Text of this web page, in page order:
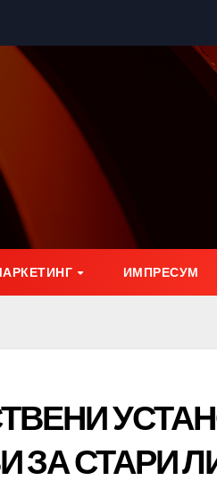
ИМПРЕСУМ
ЗА СТАРИ